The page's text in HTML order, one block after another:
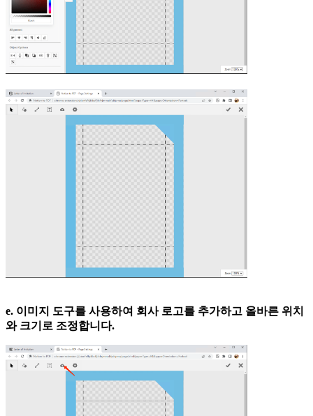
e. 이미지 도구를 사용하여 회사 로고를 추가하고 올바른 위치
와 크기로 조정합니다.